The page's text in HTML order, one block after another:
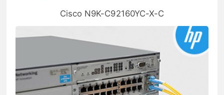
Cisco N9K-C92160YC-X-C